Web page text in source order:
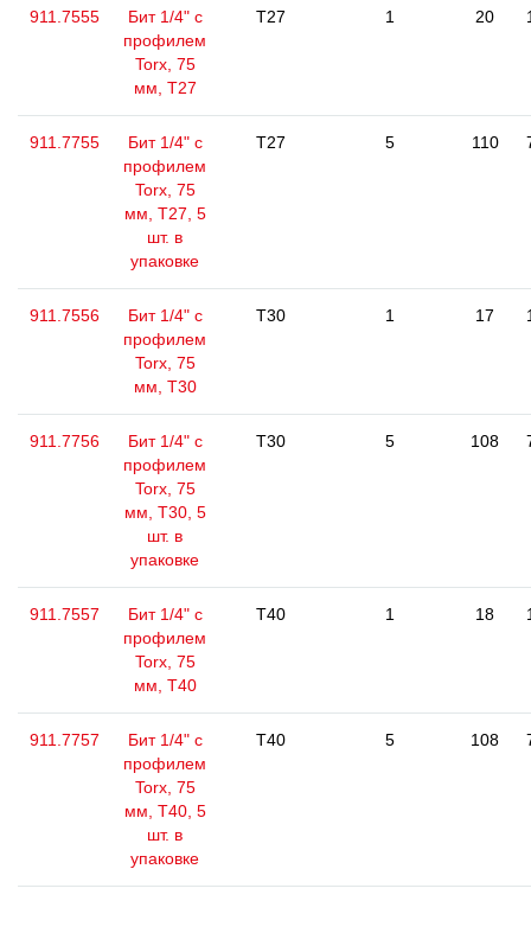
911.7555
Бит 1/4" с
профилем
Torx, 75
мм, Т27
T27 1 20
911.7755
Бит 1/4" с
профилем
Torx, 75
мм, Т27, 5
шт. в
упаковке
T27 5 110
911.7556
Бит 1/4" с
профилем
Torx, 75
мм, Т30
T30 1 17
911.7756
Бит 1/4" с
профилем
Torx, 75
мм, Т30, 5
шт. в
упаковке
T30 5 108
911.7557
Бит 1/4" с
профилем
Torx, 75
мм, Т40
T40 1 18
911.7757
Бит 1/4" с
профилем
Torx, 75
мм, Т40, 5
шт. в
упаковке
T40 5 108